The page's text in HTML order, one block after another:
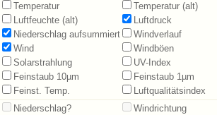
Temperatur Temperatur (alt)
Luftfeuchte (alt)
Luftdruck
Niederschlag aufsummiert
Windverlauf
Wind
Windböen
Solarstrahlung
UV-Index
Feinstaub 10µm
Feinstaub 1µm
Feinst. Temp.
Luftqualitätsindex
Niederschlag? Windrichtung